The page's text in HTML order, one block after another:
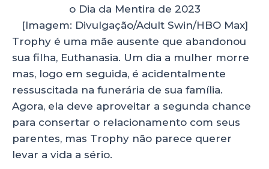
o Dia da Mentira de 2023
[Imagem: Divulgação/Adult Swin/HBO Max]
Trophy é uma mãe ausente que abandonou
sua filha, Euthanasia. Um dia a mulher morre
mas, logo em seguida, é acidentalmente
ressuscitada na funerária de sua família.
Agora, ela deve aproveitar a segunda chance
para consertar o relacionamento com seus
parentes, mas Trophy não parece querer
levar a vida a sério.